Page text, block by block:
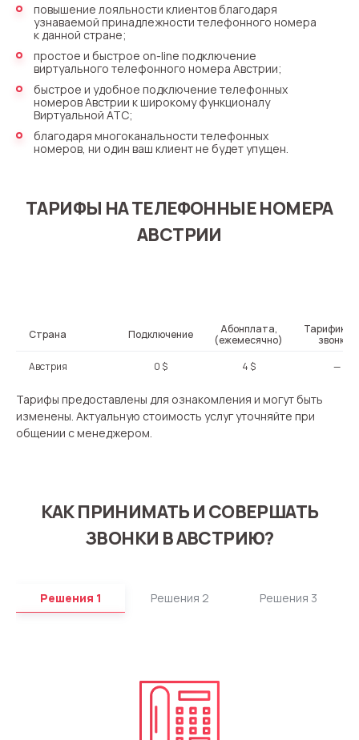
повышение лояльности клиентов благодаря
узнаваемой принадлежности телефонного номера
к данной стране;
простое и быстрое on-line подключение
виртуального телефонного номера Австрии;
быстрое и удобное подключение телефонных
номеров Австрии к широкому функционалу
Виртуальной АТС;
благодаря многоканальности телефонных
номеров, ни один ваш клиент не будет упущен.
ТАРИФЫ НА ТЕЛЕФОННЫЕ НОМЕРА
АВСТРИИ
Страна Под­клю­че­ние
Абонплата,
(ежемесячно)
звонков
Австрия
0 $ 4 $ —
Тарифы предоставлены для ознакомления и могут быть
изменены. Актуальную стоимость услуг уточняйте при
общении с менеджером.
КАК ПРИНИМАТЬ И СОВЕРШАТЬ
ЗВОНКИ В АВСТРИЮ?
Решения 1 Решения 2 Решения 3